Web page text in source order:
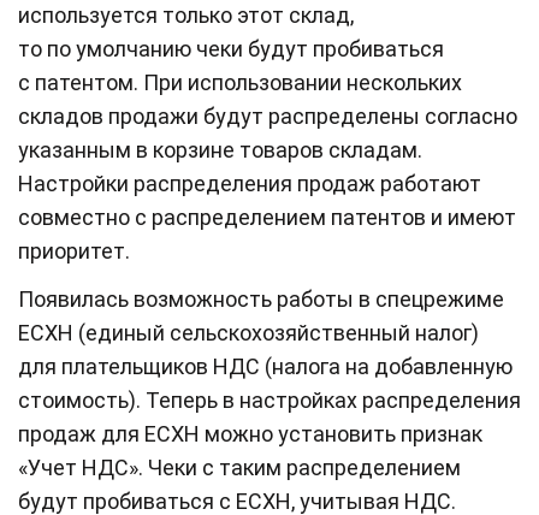
используется только этот склад,
то по умолчанию чеки будут пробиваться
с патентом. При использовании нескольких
складов продажи будут распределены согласно
указанным в корзине товаров складам.
Настройки распределения продаж работают
совместно с распределением патентов и имеют
приоритет.
Появилась возможность работы в спецрежиме
ЕСХН (единый сельскохозяйственный налог)
для плательщиков НДС (налога на добавленную
стоимость). Теперь в настройках распределения
продаж для ЕСХН можно установить признак
«Учет НДС». Чеки с таким распределением
будут пробиваться с ЕСХН, учитывая НДС.